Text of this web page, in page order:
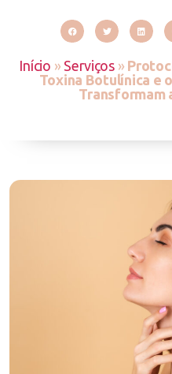
Início » Serviços»
Toxina Botulínica e
Transformam